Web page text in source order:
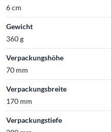
6 cm
Gewicht
360 g
Verpackungshöhe
70 mm
Verpackungsbreite
170 mm
Verpackungstiefe